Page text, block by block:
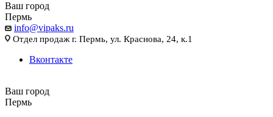
Ваш город
Пермь
info@vipaks.ru
Отдел продаж г. Пермь, ул. Краснова, 24, к.1
Вконтакте
Ваш город
Пермь